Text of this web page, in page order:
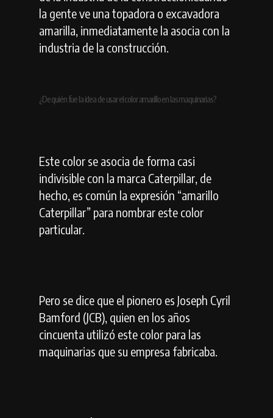
la gente ve una topadora o excavadora
amarilla, inmediatamente la asocia con la
industria de la construcción.
¿De quién fue la idea de usar el color amarillo en las maquinarias?
Este color se asocia de forma casi
indivisible con la marca Caterpillar, de
hecho, es común la expresión “amarillo
Caterpillar” para nombrar este color
particular.
Pero se dice que el pionero es Joseph Cyril
Bamford (JCB), quien en los años
cincuenta utilizó este color para las
maquinarias que su empresa fabricaba.